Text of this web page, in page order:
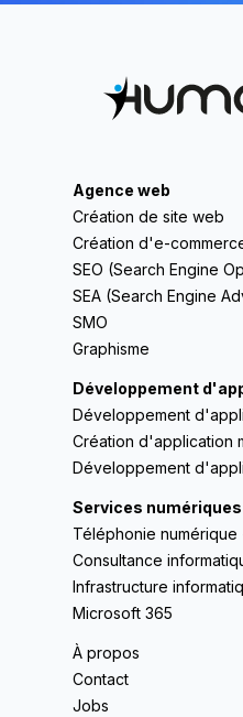
Agence web
Création de site web
Création d'e-
SEO (Search Engine
SEA (Search Engine
SMO
Graphisme
Développement
Développement
Création d'application
Développement
Services numériques
Téléphonie numérique
Consultance
Infrastructure
Microsoft 365
À propos
Contact
Jobs